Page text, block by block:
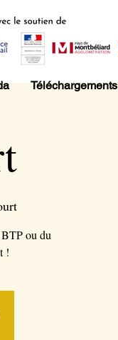
BTP ou du
!
Téléchargements